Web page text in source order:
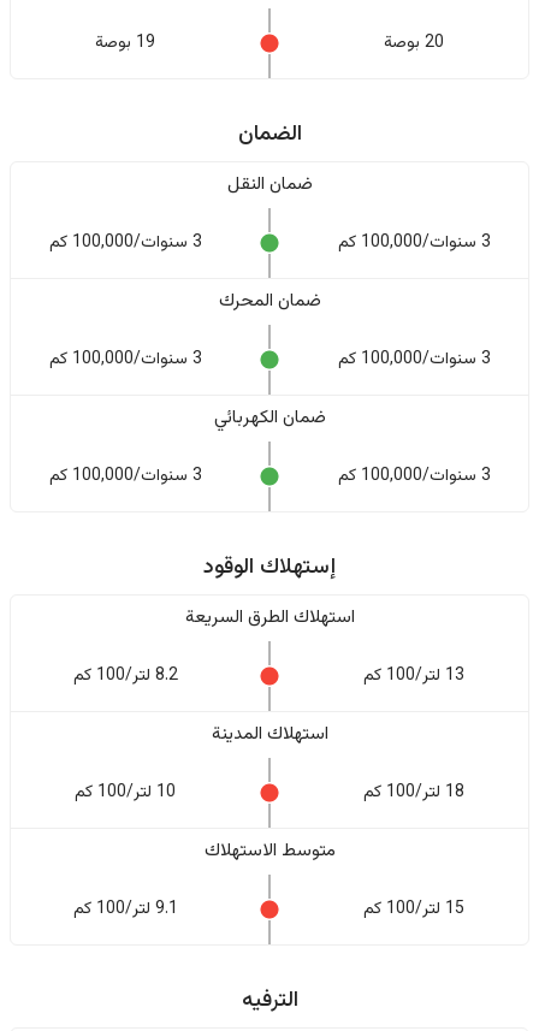
20 بوصة 19 بوصة
الضمان
ضمان النقل
3 سنوات/100,000 كم 3 سنوات/100,000 كم
ضمان المحرك
3 سنوات/100,000 كم 3 سنوات/100,000 كم
ضمان الكهربائي
3 سنوات/100,000 كم 3 سنوات/100,000 كم
إستهلاك الوقود
استهلاك الطرق السريعة
13 لتر/100 كم 8.2 لتر/100 كم
استهلاك المدينة
18 لتر/100 كم 10 لتر/100 كم
متوسط الاستهلاك
15 لتر/100 كم 9.1 لتر/100 كم
الترفيه